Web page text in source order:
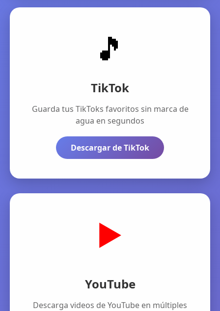
🎵
TikTok
Guarda tus TikToks favoritos sin marca de
agua en segundos
Descargar de TikTok
▶️
YouTube
Descarga videos de YouTube en múltiples